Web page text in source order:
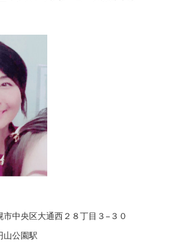
中央区大通西２８丁目３−３０
山公園駅